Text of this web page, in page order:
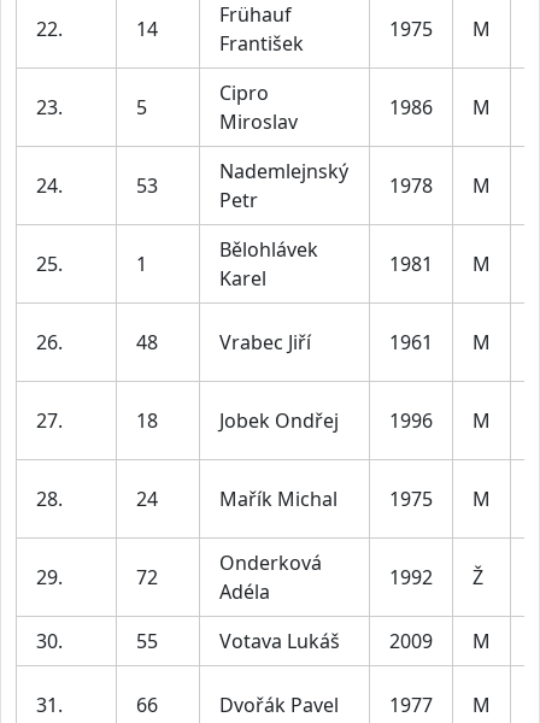
22. 14
Frühauf
František
1975 M
23. 5
Cipro
Miroslav
1986 M
24. 53
Nademlejnský
Petr
1978 M
25. 1
Bělohlávek
Karel
1981 M
26. 48 Vrabec Jiří 1961 M
27. 18 Jobek Ondřej 1996 M
28. 24 Mařík Michal 1975 M
29. 72
Onderková
Adéla
1992 Ž
30.
55 Votava Lukáš 2009 M
31. 66 Dvořák Pavel 1977 M